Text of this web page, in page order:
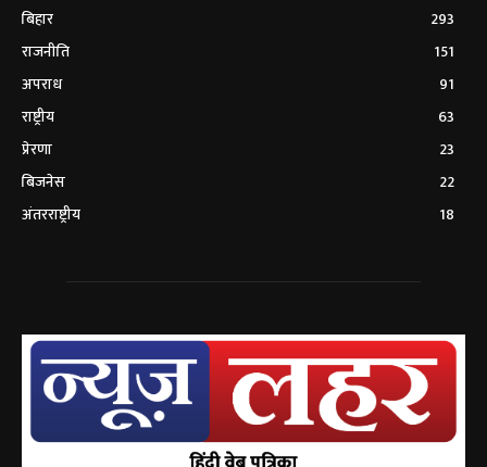
बिहार
293
राजनीति
151
अपराध
91
राष्ट्रीय
63
प्रेरणा
23
बिजनेस
22
अंतरराष्ट्रीय
18